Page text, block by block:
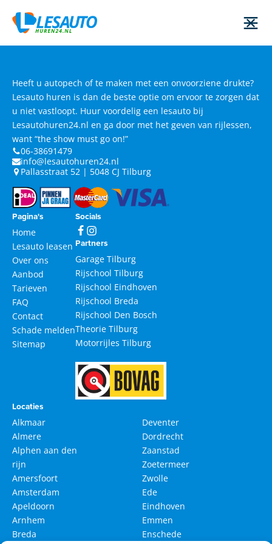
Heeft u autopech of te maken met een onvoorziene drukte?
Lesauto huren is dan de beste optie om ervoor te zorgen dat
u niet vastloopt. Huur voordelig een lesauto bij
Lesautohuren24.nl en ga door met het geven van rijlessen,
want “the show must go on!”
06-38691479
info@lesautohuren24.nl
Pallasstraat 52 | 5048 CJ Tilburg
Pagina's
Home
Lesauto leasen
Over ons
Aanbod
Tarieven
FAQ
Contact
Schade melden
Sitemap
Locaties
Alkmaar
Almere
Alphen aan den
rijn
Amersfoort
Amsterdam
Apeldoorn
Arnhem
Breda
Deventer
Dordrecht
Zaanstad
Zoetermeer
Zwolle
Ede
Eindhoven
Emmen
Enschede
Partners
Garage Tilburg
Rijschool Tilburg
Rijschool Eindhoven
Rijschool Breda
Rijschool Den Bosch
Theorie Tilburg
Motorrijles Tilburg
Socials